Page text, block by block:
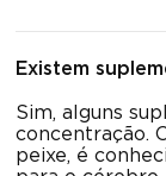
Existem
Sim, alguns
concentração.
peixe, é